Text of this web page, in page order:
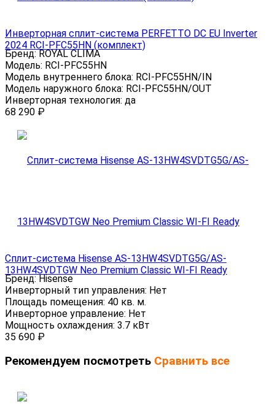
Инверторная сплит-система PERFETTO DC EU Inverter
2024 RCI-PFC55HN (комплект)
Бренд: ROYAL CLIMA
Модель: RCI-PFC55HN
Модель внутреннего блока: RCI-PFC55HN/IN
Модель наружного блока: RCI-PFC55HN/OUT
Инверторная технология: да
68 290 ₽
Сплит-система Hisense AS-13HW4SVDTG5G/AS-
13HW4SVDTGW Neo Premium Classic WI-FI Ready
Бренд: Hisense
Инверторный тип управления: Нет
Площадь помещения: 40 кв. м.
Инверторное управление: Нет
Мощность охлаждения: 3.7 кВт
35 690 ₽
Рекомендуем посмотреть Сравнить все